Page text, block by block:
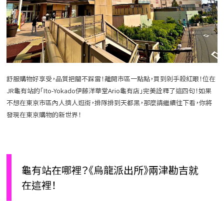
舒服購物好享受，品質把關不踩雷！離開市區一點點，買到剁手殺紅眼！位在
JR龜有站的「Ito-Yokado伊藤洋華堂Ario龜有店」完美詮釋了這四句！如果
不想在東京市區內人擠人逛街，排隊排到天都黑，那麼請繼續往下看，你將
發現在東京購物的新世界！
龜有站在哪裡？《烏龍派出所》兩津勘吉就
在這裡！